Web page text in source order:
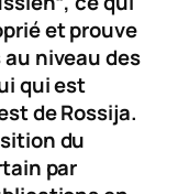
et prouve
niveau des
qui est
deRossija.
du
par